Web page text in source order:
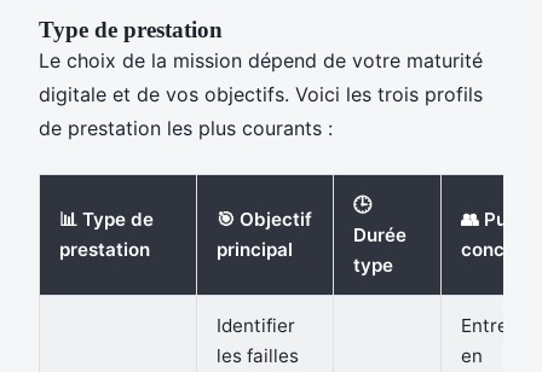
Type de prestation
Le choix de la mission dépend de votre maturité
digitale et de vos objectifs. Voici les trois profils
de prestation les plus courants :
📊 Type de
prestation
🎯 Objectif
principal
🕒
Durée
type
👥 Public
Identifier
les failles
en